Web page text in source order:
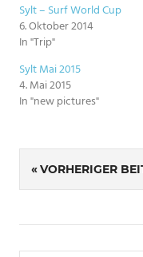
Sylt – Surf World Cup
6. Oktober 2014
In "Trip"
Sylt Mai 2015
4. Mai 2015
In "new pictures"
SCHLAGWÖRTER
SOMMER
SYLT
VORHERIGER